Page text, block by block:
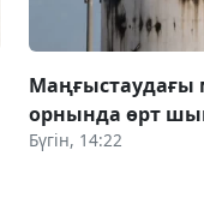
Маңғыстаудағы
орнында өрт
Бүгін, 14:22